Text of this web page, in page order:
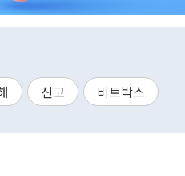
신고 비트박스